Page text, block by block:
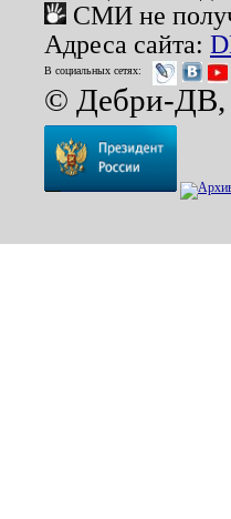
СМИ не
Адреса сайта:
В социальных сетях:
© Дебри-ДВ,